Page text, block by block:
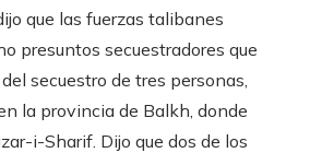
que las fuerzas talibanes
presuntos secuestradores que
secuestro de tres personas,
la provincia de Balkh, donde
i-Sharif. Dijo que dos de los